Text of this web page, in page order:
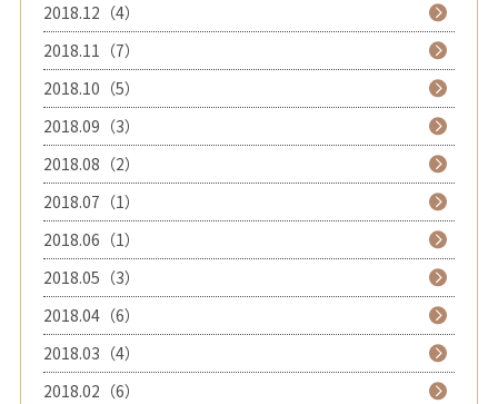
2018.12（4）
2018.11（7）
2018.10（5）
2018.09（3）
2018.08（2）
2018.07（1）
2018.06（1）
2018.05（3）
2018.04（6）
2018.03（4）
2018.02（6）